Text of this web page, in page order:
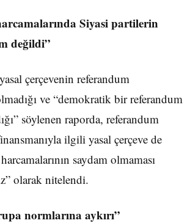
Siyasi partilerin
değildi”
çerçevenin referandum
ve “demokratik bir referandum
söylenen raporda, referandum
ilgili yasal çerçeve de
saydam olmaması
olarak nitelendi.
normlarına aykırı”